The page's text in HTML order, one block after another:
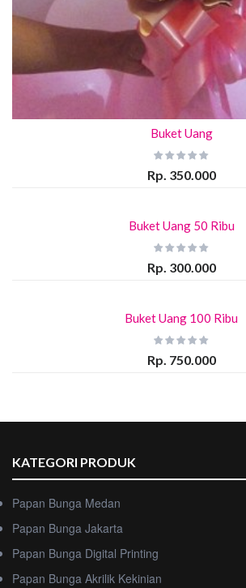
Buket Uang
Rp. 350.000
Buket Uang 50 Ribu
Rp. 300.000
Buket Uang 100 Ribu
Rp. 750.000
KATEGORI PRODUK
Papan Bunga Medan
Papan Bunga Jakarta
Papan Bunga Digital Printing
Papan Bunga Akrilik Kekinian